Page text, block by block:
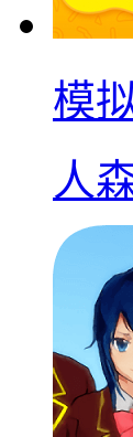
模
人